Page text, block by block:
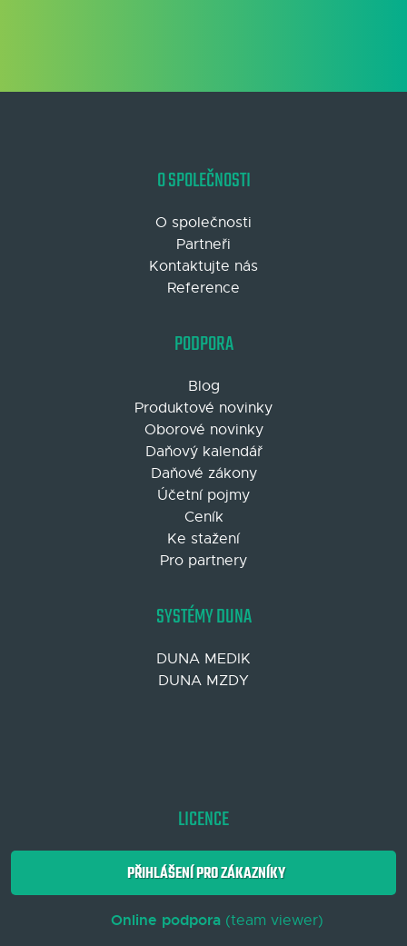
O SPOLEČNOSTI
O společnosti
Partneři
Kontaktujte nás
Reference
PODPORA
Blog
Produktové novinky
Oborové novinky
Daňový kalendář
Daňové zákony
Účetní pojmy
Ceník
Ke stažení
Pro partnery
SYSTÉMY DUNA
DUNA MEDIK
DUNA MZDY
LICENCE
PŘIHLÁŠENÍ PRO ZÁKAZNÍKY
Online podpora(team viewer)